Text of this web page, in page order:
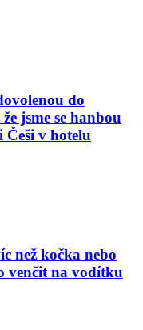
do
jsme se hanbou
Češi v hotelu
než kočka nebo
venčit na vodítku